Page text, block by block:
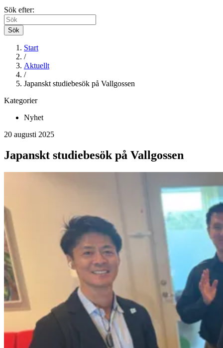
Sök efter:
Sök
Start
/
Aktuellt
/
Japanskt studiebesök på Vallgossen
Kategorier
Nyhet
20 augusti 2025
Japanskt studiebesök på Vallgossen